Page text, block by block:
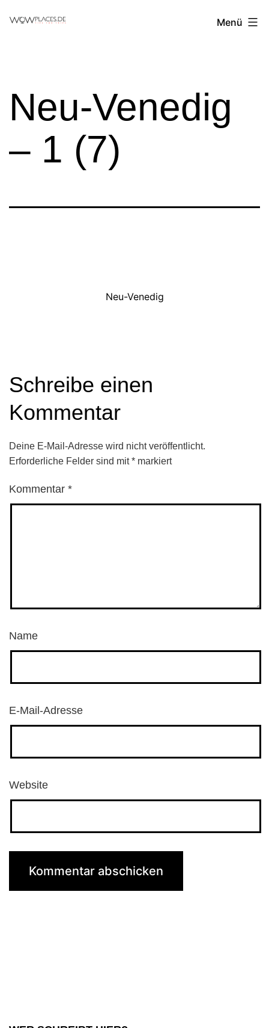
Reiseblog
Menü
Neu-Venedig
– 1 (7)
Neu-Venedig
Schreibe einen
Kommentar
Deine E-Mail-Adresse wird nicht veröffentlicht.
Erforderliche Felder sind mit* markiert
Kommentar *
Name
E-Mail-Adresse
Website